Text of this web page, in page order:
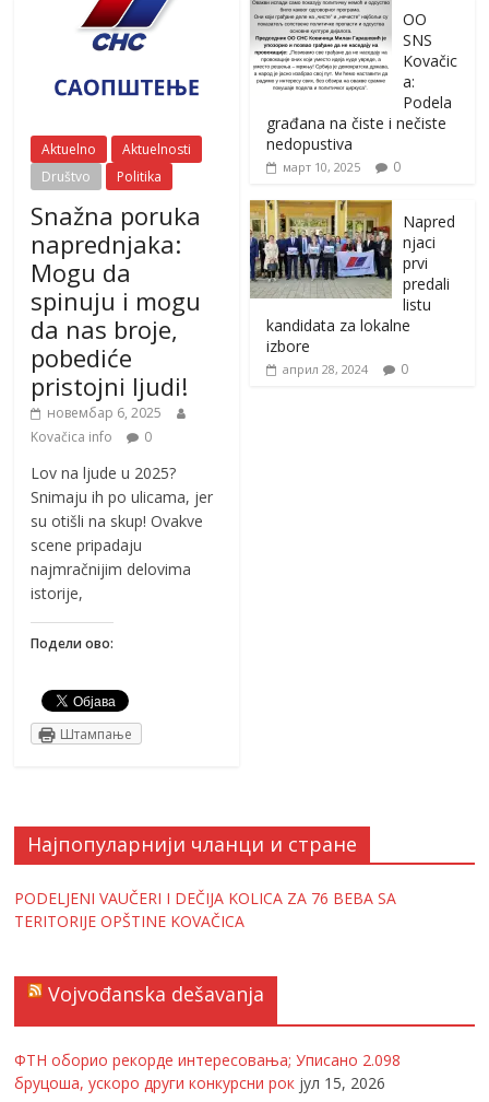
Aktuelno
Aktuelnosti
Društvo
Politika
Snažna poruka
naprednjaka:
Mogu da
spinuju i mogu
da nas broje,
pobediće
pristojni ljudi!
новембар 6, 2025
Kovačica info
0
Lov na ljude u 2025?
Snimaju ih po ulicama, jer
su otišli na skup! Ovakve
scene pripadaju
najmračnijim delovima
istorije,
Подели ово:
Штампање
OO
SNS
Kovačic
a:
Podela
građana na čiste i nečiste
nedopustiva
март 10, 2025 0
Napred
njaci
prvi
predali
listu
kandidata za lokalne
izbore
април 28, 2024 0
Најпопуларнији чланци и стране
PODELJENI VAUČERI I DEČIJA KOLICA ZA 76 BEBA SA
TERITORIJE OPŠTINE KOVAČICA
Vojvođanska dešavanja
ФТН оборио рекорде интересовања; Уписано 2.098
бруцоша, ускоро други конкурсни рок јул 15, 2026